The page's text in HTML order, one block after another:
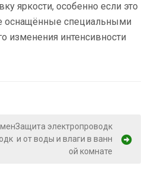
яркости, особенно если это
оснащённые специальными
изменения интенсивности
Защита электропроводк
и от воды и влаги в ванн
ой комнате